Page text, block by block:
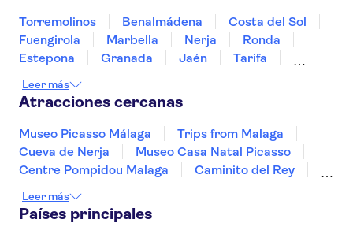
Torremolinos Benalmádena
Costa del Sol
Fuengirola
Marbella Nerja
Ronda
Estepona
Granada Jaén
Tarifa
Leer más
Atracciones cercanas
Museo Picasso Málaga
Trips from Malaga
Cueva de Nerja
Museo Casa Natal Picasso
Centre Pompidou Malaga
Caminito del Rey
Museo Reina Sofía
Estadio Santiago Bernabéu
Leer más
Países principales